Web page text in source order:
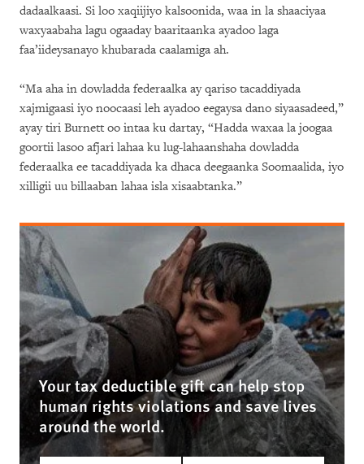
dadaalkaasi. Si loo xaqiijiyo kalsoonida, waa in la shaaciyaa
waxyaabaha lagu ogaaday baaritaanka ayadoo laga
faa’iideysanayo khubarada caalamiga ah.
“Ma aha in dowladda federaalka ay qariso tacaddiyada
xajmigaasi iyo noocaasi leh ayadoo eegaysa dano siyaasadeed,”
ayay tiri Burnett oo intaa ku dartay, “Hadda waxaa la joogaa
goortii lasoo afjari lahaa ku lug-lahaanshaha dowladda
federaalka ee tacaddiyada ka dhaca deegaanka Soomaalida, iyo
xilligii uu billaaban lahaa isla xisaabtanka.”
Your tax deductible gift can help stop
human rights violations and save lives
around the world.